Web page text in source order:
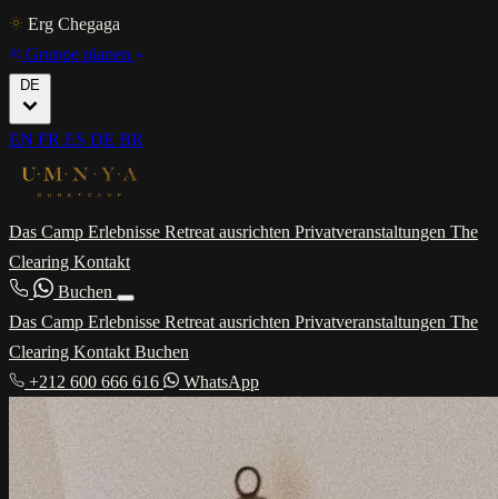
Erg Chegaga
Gruppe planen
DE
EN FR ES DE BR
Das Camp Erlebnisse Retreat ausrichten Privatveranstaltungen The
Clearing Kontakt
Buchen
Das Camp Erlebnisse Retreat ausrichten Privatveranstaltungen The
Clearing Kontakt Buchen
+212 600 666 616
WhatsApp